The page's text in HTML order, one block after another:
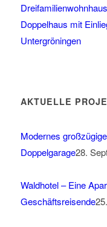
Doppelhaus mit
Untergröningen
AKTUELLE
Modernes
Doppelgarage28.
Waldhotel – Eine
Geschäftsreisende